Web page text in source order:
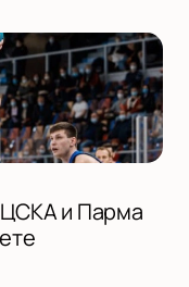
и Парма